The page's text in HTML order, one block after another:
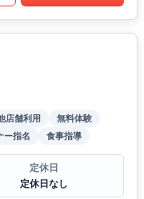
店舗利用
無料体験
ー指名 食事指導
定休日
定休日なし